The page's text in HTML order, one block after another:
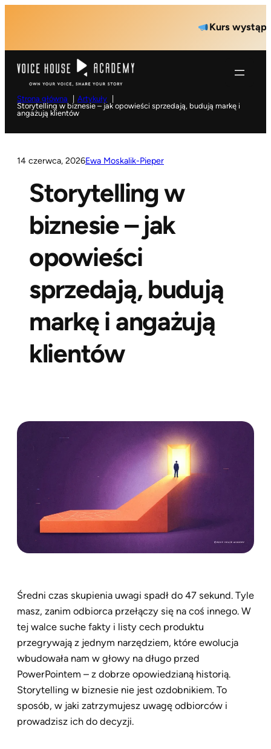
Kurs wystąpień
Strona główna
Artykuły
Storytelling w biznesie – jak opowieści sprzedają, budują markę i
angażują klientów
14 czerwca, 2026Ewa Moskalik-Pieper
Storytelling w
biznesie – jak
opowieści
sprzedają, budują
markę i angażują
klientów
Średni czas skupienia uwagi spadł do 47 sekund. Tyle
masz, zanim odbiorca przełączy się na coś innego. W
tej walce suche fakty i listy cech produktu
przegrywają z jednym narzędziem, które ewolucja
wbudowała nam w głowy na długo przed
PowerPointem – z dobrze opowiedzianą historią.
Storytelling w biznesie nie jest ozdobnikiem. To
sposób, w jaki zatrzymujesz uwagę odbiorców i
prowadzisz ich do decyzji.